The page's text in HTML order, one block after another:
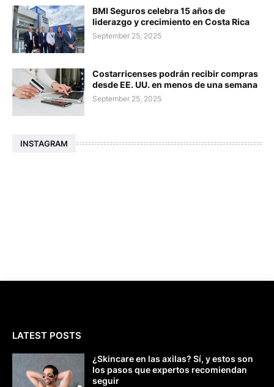
BMI Seguros celebra 15 años de
liderazgo y crecimiento en Costa Rica
September 25, 2025
Costarricenses podrán recibir compras
desde EE. UU. en menos de una semana
September 25, 2025
INSTAGRAM
LATEST POSTS
¿Skincare en las axilas? Sí, y estos son
los pasos que expertos recomiendan
seguir